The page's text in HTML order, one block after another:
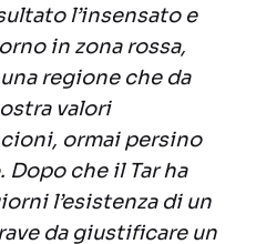
l’insensato e
in zona rossa,
regione che da
valori
ormai persino
che il Tar ha
l’esistenza di un
da giustificare un